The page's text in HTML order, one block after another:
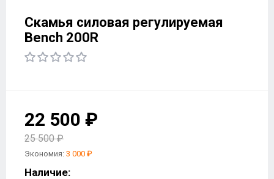
Скамья силовая регулируемая
Bench 200R
22 500 ₽
25 500 ₽
Экономия: 3 000 ₽
Наличие: